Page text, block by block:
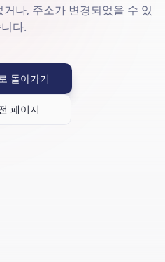
나, 주소가 변경되었을 수 있
다.
돌아가기
페이지